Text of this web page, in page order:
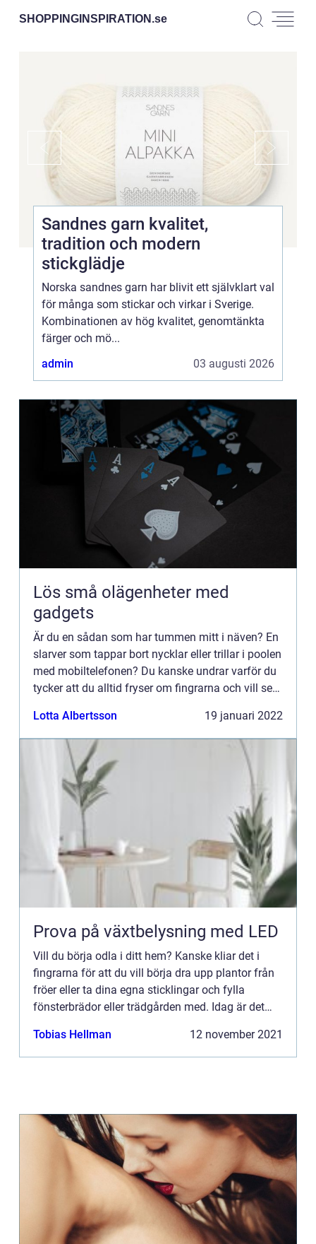
SHOPPINGINSPIRATION.se
Sandnes garn kvalitet,
tradition och modern
stickglädje
Norska sandnes garn har blivit ett självklart val
för många som stickar och virkar i Sverige.
Kombinationen av hög kvalitet, genomtänkta
färger och mö...
admin
03 augusti 2026
Lös små olägenheter med
gadgets
Är du en sådan som har tummen mitt i näven? En
slarver som tappar bort nycklar eller trillar i poolen
med mobiltelefonen? Du kanske undrar varför du
tycker att du alltid fryser om fingrarna och vill se
Lotta Albertsson 19 januari 2022
Prova på växtbelysning med LED
Vill du börja odla i ditt hem? Kanske kliar det i
fingrarna för att du vill börja dra upp plantor från
fröer eller ta dina egna sticklingar och fylla
fönsterbrädor eller trädgården med. Idag är det
något ...
Tobias Hellman 12 november 2021